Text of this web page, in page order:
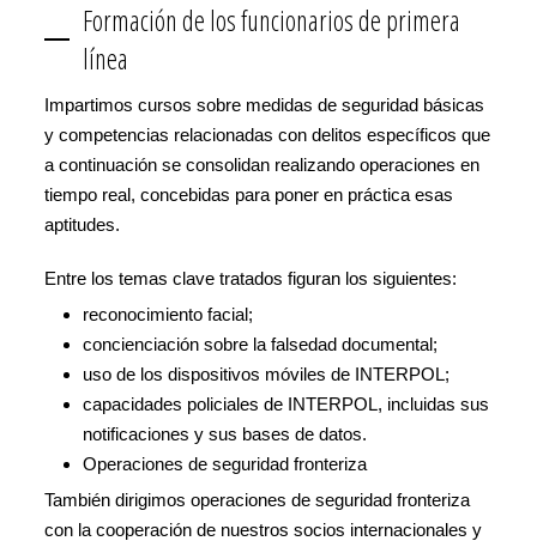
Formación de los funcionarios de primera
línea
Impartimos cursos sobre medidas de seguridad básicas
y competencias relacionadas con delitos específicos que
a continuación se consolidan realizando operaciones en
tiempo real, concebidas para poner en práctica esas
aptitudes.
Entre los temas clave tratados figuran los siguientes:
reconocimiento facial;
concienciación sobre la falsedad documental;
uso de los dispositivos móviles de INTERPOL;
capacidades policiales de INTERPOL, incluidas sus
notificaciones y sus bases de datos.
Operaciones de seguridad fronteriza
También dirigimos operaciones de seguridad fronteriza
con la cooperación de nuestros socios internacionales y